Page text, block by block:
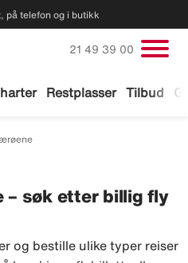
på telefon og i butikk
Restplasser Tilbud
Ring oss på
21 49 39 00
– søk etter billig fly
og bestille ulike typer reiser